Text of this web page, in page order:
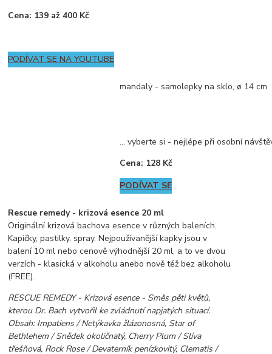
Cena: 139 až 400 Kč
PODÍVAT SE NA YOUTUBE
mandaly - samolepky na sklo, ø 14 cm
... vyberte si - nejlépe při osobní
Cena: 128 Kč
PODÍVAT SE
Rescue remedy - krizová esence 20 ml
Originální krizová bachova esence v různých baleních.
Kapičky, pastilky, spray. Nejpoužívanější kapky jsou v
balení 10 ml nebo cenově výhodnější 20 ml, a to ve dvou
verzích - klasická v alkoholu anebo nově též bez alkoholu
(FREE).
RESCUE REMEDY - Krizová esence - Směs pěti květů,
kterou Dr. Bach vytvořil ke zvládnutí napjatých situací.
Obsah: Impatiens / Netýkavka žlázonosná, Star of
Bethlehem / Snědek okoličnatý, Cherry Plum / Slíva
třešňová, Rock Rose / Devaterník penízkovitý, Clematis /